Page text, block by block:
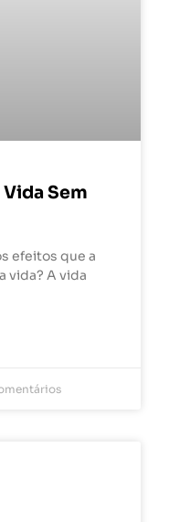
Sem
efeitos que a
vida? A vida